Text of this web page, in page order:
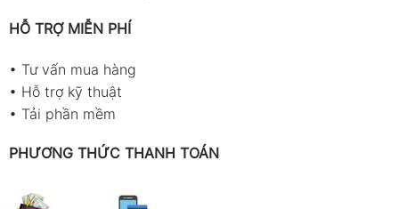
HỖ TRỢ MIỄN PHÍ
• Tư vấn mua hàng
• Hỗ trợ kỹ thuật
• Tải phần mềm
PHƯƠNG THỨC THANH TOÁN